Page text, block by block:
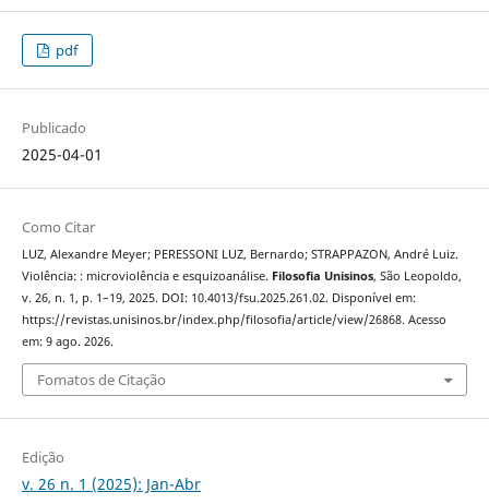
pdf
Publicado
2025-04-01
Como Citar
LUZ, Alexandre Meyer; PERESSONI LUZ, Bernardo; STRAPPAZON, André Luiz.
Violência: : microviolência e esquizoanálise. Filosofia Unisinos, São Leopoldo,
v. 26, n. 1, p. 1–19, 2025. DOI: 10.4013/fsu.2025.261.02. Disponível em:
https://revistas.unisinos.br/index.php/filosofia/article/view/26868. Acesso
em: 9 ago. 2026.
Fomatos de Citação
Edição
v. 26 n. 1 (2025): Jan-Abr